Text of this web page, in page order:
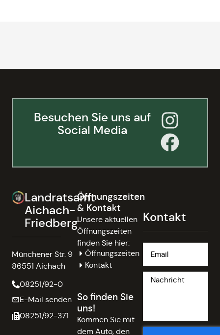
Besuchen Sie uns auf
Social Media
Landratsamt
Aichach-
Friedberg
Münchener Str. 9
86551 Aichach
08251/92-0
E-Mail senden
08251/92-371
Öffnungszeiten
& Kontakt
Unsere aktuellen
Öffnungszeiten
finden Sie hier:
Öffnungszeiten
Kontakt
So finden Sie
uns!
Kommen Sie mit
dem Auto, den
Kontakt